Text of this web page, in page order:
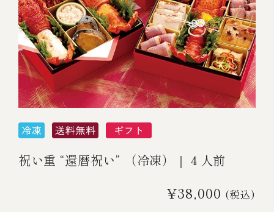
(中納言/鉄板焼ひかり)
プライバシーポリシー 取引先エントリー
レストラン商品
全ての商品を見る
鉄板焼ひかり
中納言
伊勢海老料理（中納言厨房）
お弁当（冷凍）
祝い重 “還暦祝い” （冷凍）｜４人前
¥38,000 (税込)